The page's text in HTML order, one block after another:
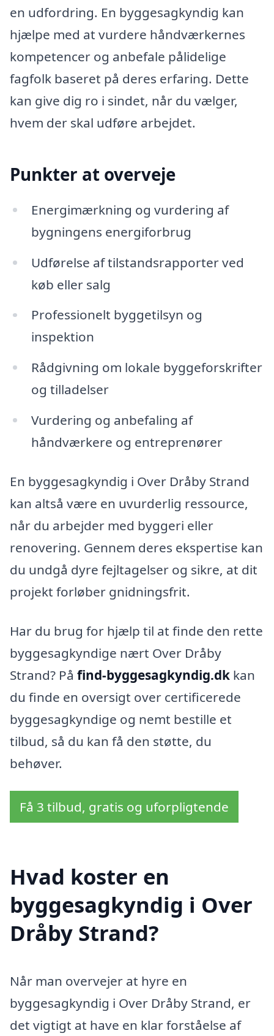
en udfordring. En byggesagkyndig kan
hjælpe med at vurdere håndværkernes
kompetencer og anbefale pålidelige
fagfolk baseret på deres erfaring. Dette
kan give dig ro i sindet, når du vælger,
hvem der skal udføre arbejdet.
Punkter at overveje
Energimærkning og vurdering af
bygningens energiforbrug
Udførelse af tilstandsrapporter ved
køb eller salg
Professionelt byggetilsyn og
inspektion
Rådgivning om lokale byggeforskrifter
og tilladelser
Vurdering og anbefaling af
håndværkere og entreprenører
En byggesagkyndig i Over Dråby Strand
kan altså være en uvurderlig ressource,
når du arbejder med byggeri eller
renovering. Gennem deres ekspertise kan
du undgå dyre fejltagelser og sikre, at dit
projekt forløber gnidningsfrit.
Har du brug for hjælp til at finde den rette
byggesagkyndige nært Over Dråby
Strand? På find-byggesagkyndig.dk kan
du finde en oversigt over certificerede
byggesagkyndige og nemt bestille et
tilbud, så du kan få den støtte, du
behøver.
Få 3 tilbud, gratis og uforpligtende
Hvad koster en
byggesagkyndig i Over
Dråby Strand?
Når man overvejer at hyre en
byggesagkyndig i Over Dråby Strand, er
det vigtigt at have en klar forståelse af